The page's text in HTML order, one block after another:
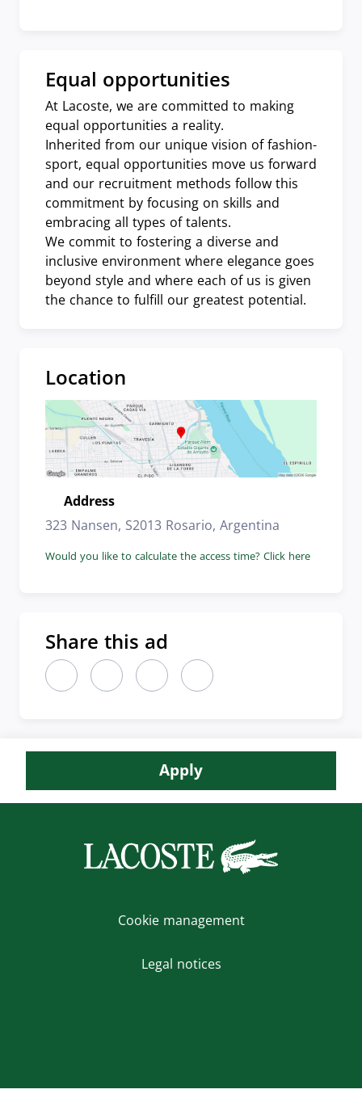
Equal opportunities
At Lacoste, we are committed to making
equal opportunities a reality.
Inherited from our unique vision of fashion-
sport, equal opportunities move us forward
and our recruitment methods follow this
commitment by focusing on skills and
embracing all types of talents.
We commit to fostering a diverse and
inclusive environment where elegance goes
beyond style and where each of us is given
the chance to fulfill our greatest potential.
Location
Location
Address
323 Nansen, S2013 Rosario, Argentina
Would you like to calculate the access time? Click here
Share this ad
Share this ad on LinkedIn (new window)
Share this ad on X (new window)
Share this ad on Facebook (new
Share this ad by email
Apply
Cookie management
Legal notices